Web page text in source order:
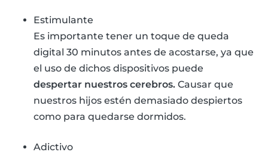
Estimulante
Es importante tener un toque de queda
digital 30 minutos antes de acostarse, ya que
el uso de dichos dispositivos puede
despertar nuestros cerebros. Causar que
nuestros hijos estén demasiado despiertos
como para quedarse dormidos.
Adictivo